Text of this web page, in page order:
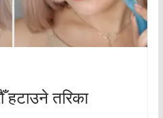
हटाउने तरिका